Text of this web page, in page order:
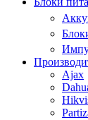
Ajax